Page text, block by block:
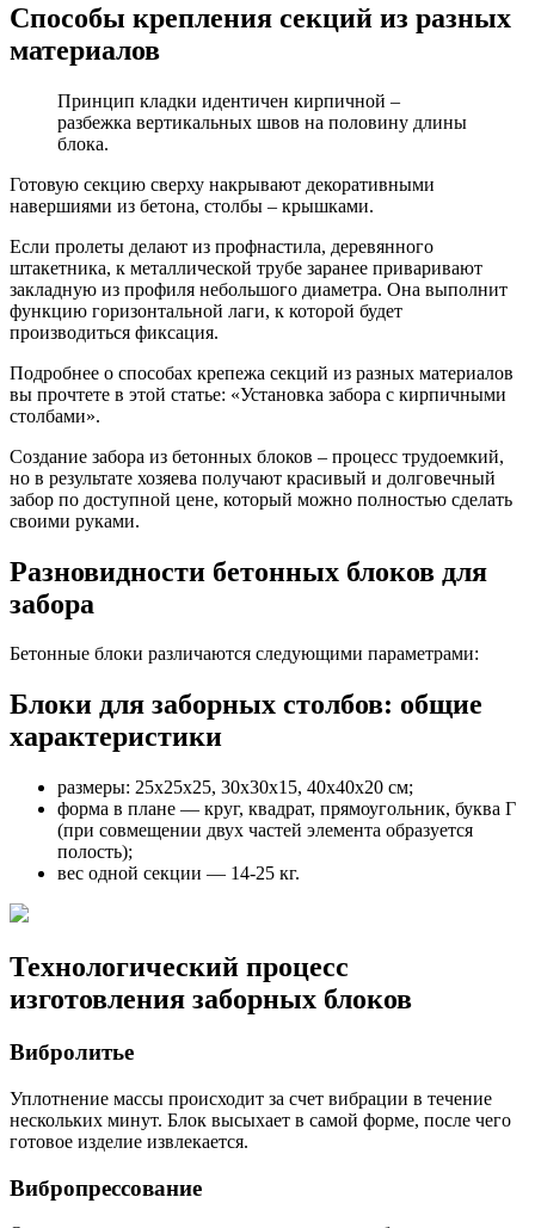
Способы крепления секций из разных
материалов
Принцип кладки идентичен кирпичной –
разбежка вертикальных швов на половину длины
блока.
Готовую секцию сверху накрывают декоративными
навершиями из бетона, столбы – крышками.
Если пролеты делают из профнастила, деревянного
штакетника, к металлической трубе заранее приваривают
закладную из профиля небольшого диаметра. Она выполнит
функцию горизонтальной лаги, к которой будет
производиться фиксация.
Подробнее о способах крепежа секций из разных материалов
вы прочтете в этой статье: «Установка забора с кирпичными
столбами».
Создание забора из бетонных блоков – процесс трудоемкий,
но в результате хозяева получают красивый и долговечный
забор по доступной цене, который можно полностью сделать
своими руками.
Разновидности бетонных блоков для
забора
Бетонные блоки различаются следующими параметрами:
Блоки для заборных столбов: общие
характеристики
размеры: 25х25х25, 30х30х15, 40х40х20 см;
форма в плане — круг, квадрат, прямоугольник, буква Г
(при совмещении двух частей элемента образуется
полость);
вес одной секции — 14-25 кг.
Технологический процесс
изготовления заборных блоков
Вибролитье
Уплотнение массы происходит за счет вибрации в течение
нескольких минут. Блок высыхает в самой форме, после чего
готовое изделие извлекается.
Вибропрессование